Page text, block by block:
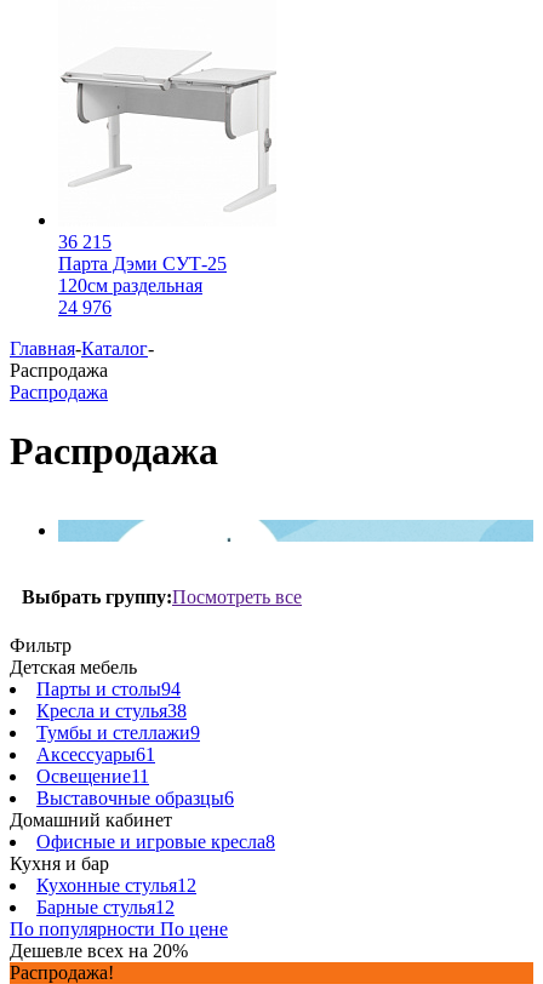
36 215
Парта Дэми СУТ-25
120см раздельная
24 976
Главная-Каталог-
Распродажа
Распродажа
Распродажа
Выбрать группу:Посмотреть все
Фильтр
Детская мебель
Парты и столы94
Кресла и стулья38
Тумбы и стеллажи9
Аксессуары61
Освещение11
Выставочные образцы6
Домашний кабинет
Офисные и игровые кресла8
Кухня и бар
Кухонные стулья12
Барные стулья12
По популярности По цене
Дешевле всех на 20%
Распродажа!